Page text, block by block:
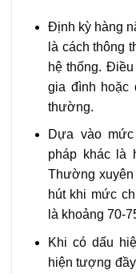
Định kỳ hàng
là cách thông
hệ thống.
gia đình hoặc
thường.
Dựa vào
pháp khác là
Thường xuyên
hút khi mức
là khoảng 70-
Khi có dấu
hiện tượng